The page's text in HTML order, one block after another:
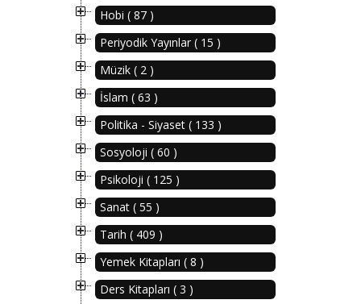
Hobi ( 87 )
Periyodik Yayınlar ( 15 )
Müzik ( 2 )
İslam ( 63 )
Politika - Siyaset ( 133 )
Sosyoloji ( 60 )
Psikoloji ( 125 )
Sanat ( 55 )
Tarih ( 409 )
Yemek Kitapları ( 8 )
Ders Kitapları ( 3 )